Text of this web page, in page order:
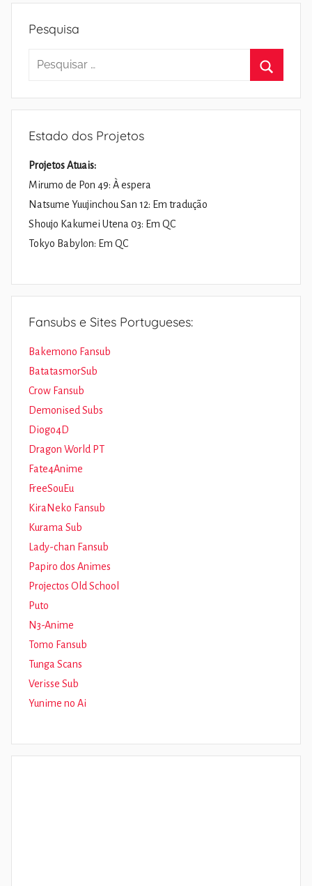
Pesquisa
Pesquisar
Estado dos Projetos
Projetos Atuais:
Mirumo de Pon 49: À espera
Natsume Yuujinchou San 12: Em tradução
Shoujo Kakumei Utena 03: Em QC
Tokyo Babylon: Em QC
Fansubs e Sites Portugueses:
Bakemono Fansub
BatatasmorSub
Crow Fansub
Demonised Subs
Diogo4D
Dragon World PT
Fate4Anime
FreeSouEu
KiraNeko Fansub
Kurama Sub
Lady-chan Fansub
Papiro dos Animes
Projectos Old School
Puto
N3-Anime
Tomo Fansub
Tunga Scans
Verisse Sub
Yunime no Ai